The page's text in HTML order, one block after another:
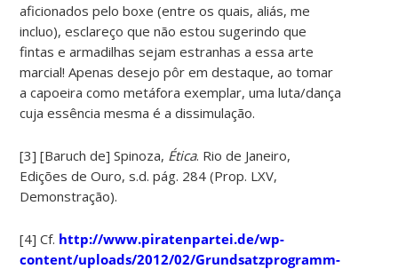
aficionados pelo boxe (entre os quais, aliás, me
incluo), esclareço que não estou sugerindo que
fintas e armadilhas sejam estranhas a essa arte
marcial! Apenas desejo pôr em destaque, ao tomar
a capoeira como metáfora exemplar, uma luta/dança
cuja essência mesma é a dissimulação.
[3] [Baruch de] Spinoza, Ética. Rio de Janeiro,
Edições de Ouro, s.d. pág. 284 (Prop. LXV,
Demonstração).
[4] Cf. http://www.piratenpartei.de/wp-
content/uploads/2012/02/Grundsatzprogramm-